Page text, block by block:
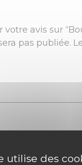
avis sur
pas publiée.
utilise des